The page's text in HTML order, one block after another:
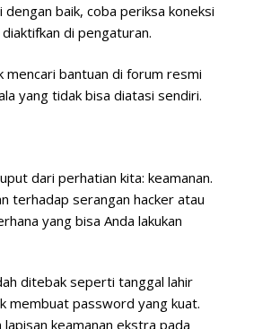
baik, coba periksa koneksi
di pengaturan.
mencari bantuan di forum resmi
yang tidak bisa diatasi sendiri.
dari perhatian kita: keamanan.
terhadap serangan hacker atau
yang bisa Anda lakukan
ditebak seperti tanggal lahir
membuat password yang kuat.
lapisan keamanan ekstra pada